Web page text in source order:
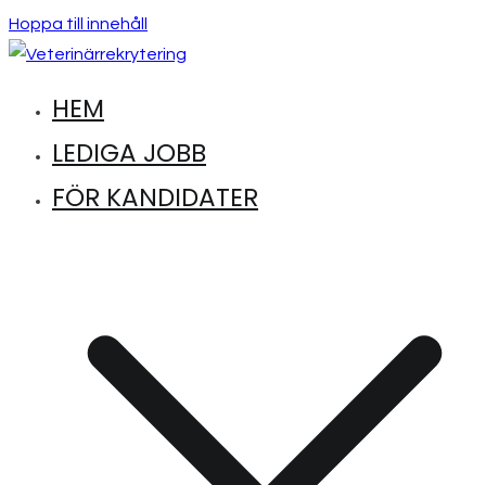
Hoppa till innehåll
Veterinärrekrytering
Hitta lediga jobb inom djursjukvård
HEM
LEDIGA JOBB
FÖR KANDIDATER